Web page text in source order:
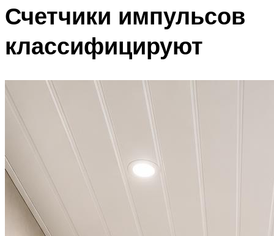
Счетчики импульсов
классифицируют